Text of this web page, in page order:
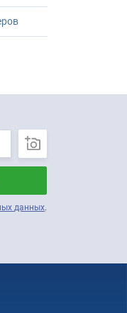
данных.